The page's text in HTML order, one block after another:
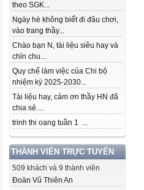
theo SGK...
Ngày hè không biết đi đâu chơi,
vào trang thầy...
Chào bạn N, tài liệu siêu hay và
chỉn chu...
Quy chế làm việc của Chi bộ
nhiệm kỳ 2025-2030...
Tài liệu hay, cảm ơn thầy HN đã
chia sẻ....
trinh thi oang tuần 1 ...
THÀNH VIÊN TRỰC TUYẾN
509 khách và 9 thành viên
Đoàn Vũ Thiên An